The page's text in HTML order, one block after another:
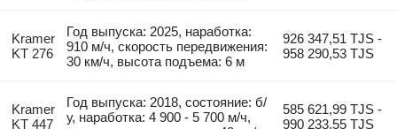
Kramer
KT 276
Год выпуска: 2025, наработка:
910 м/ч, скорость передвижения:
30 км/ч, высота подъема: 6 м
926 347,51 TJS -
958 290,53 TJS
Kramer
KT 447
Год выпуска: 2018, состояние: б/
у, наработка: 4 900 - 5 700 м/ч,
585 621,99 TJS -
990 233,55 TJS